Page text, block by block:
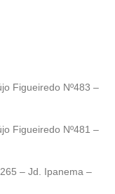
Figueiredo Nº483 –
Figueiredo Nº481 –
– Jd. Ipanema –